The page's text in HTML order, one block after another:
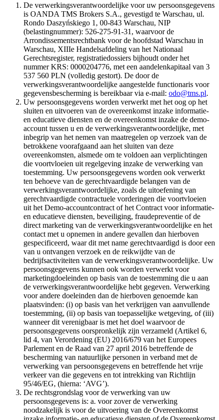
De verwerkingsverantwoordelijke voor uw persoonsgegevens
is OANDA TMS Brokers S.A., gevestigd te Warschau, ul.
Rondo Daszyńskiego 1, 00-843 Warschau, NIP
(belastingnummer): 526-275-91-31, waarvoor de
Arrondissementsrechtbank voor de hoofdstad Warschau in
Warschau, XIIIe Handelsafdeling van het Nationaal
Gerechtsregister, registratiedossiers bijhoudt onder het
nummer KRS: 0000204776, met een aandelenkapitaal van 3
537 560 PLN (volledig gestort). De door de
verwerkingsverantwoordelijke aangestelde functionaris voor
gegevensbescherming is bereikbaar via e-mail: odo@tms.pl.
Uw persoonsgegevens worden verwerkt met het oog op het
sluiten en uitvoeren van de overeenkomst inzake informatie-
en educatieve diensten en de overeenkomst inzake de demo-
account tussen u en de verwerkingsverantwoordelijke, met
inbegrip van het nemen van maatregelen op verzoek van de
betrokkene voorafgaand aan het sluiten van deze
overeenkomsten, alsmede om te voldoen aan verplichtingen
die voortvloeien uit regelgeving inzake de verwerking van
toestemming. Uw persoonsgegevens worden ook verwerkt
ten behoeve van de gerechtvaardigde belangen van de
verwerkingsverantwoordelijke, zoals de uitoefening van
gerechtvaardigde contractuele vorderingen die voortvloeien
uit het Demo-accountcontract of het Contract voor informatie-
en educatieve diensten, beveiliging, fraudepreventie of de
direct marketing van de verwerkingsverantwoordelijke en het
contact met u opnemen in andere gevallen dan hierboven
gespecificeerd, waar dit met name gerechtvaardigd is door een
van u ontvangen verzoek en de reikwijdte van de
bedrijfsactiviteiten van de verwerkingsverantwoordelijke. Uw
persoonsgegevens kunnen ook worden verwerkt voor
marketingdoeleinden op basis van de toestemming die u aan
de verwerkingsverantwoordelijke hebt gegeven. Verwerking
voor andere doeleinden dan de hierboven genoemde kan
plaatsvinden: (i) op basis van het verkrijgen van aanvullende
toestemming, (ii) op basis van toepasselijke wetgeving, of (iii)
wanneer dit verenigbaar is met het doel waarvoor de
persoonsgegevens oorspronkelijk zijn verzameld (Artikel 6,
lid 4, van Verordening (EU) 2016/679 van het Europees
Parlement en de Raad van 27 april 2016 betreffende de
bescherming van natuurlijke personen in verband met de
verwerking van persoonsgegevens en betreffende het vrije
verkeer van die gegevens en tot intrekking van Richtlijn
95/46/EG, (hierna: ‘AVG’).
De rechtsgrondslag voor de verwerking van uw
persoonsgegevens is: a. voor zover de verwerking
noodzakelijk is voor de uitvoering van de Overeenkomst